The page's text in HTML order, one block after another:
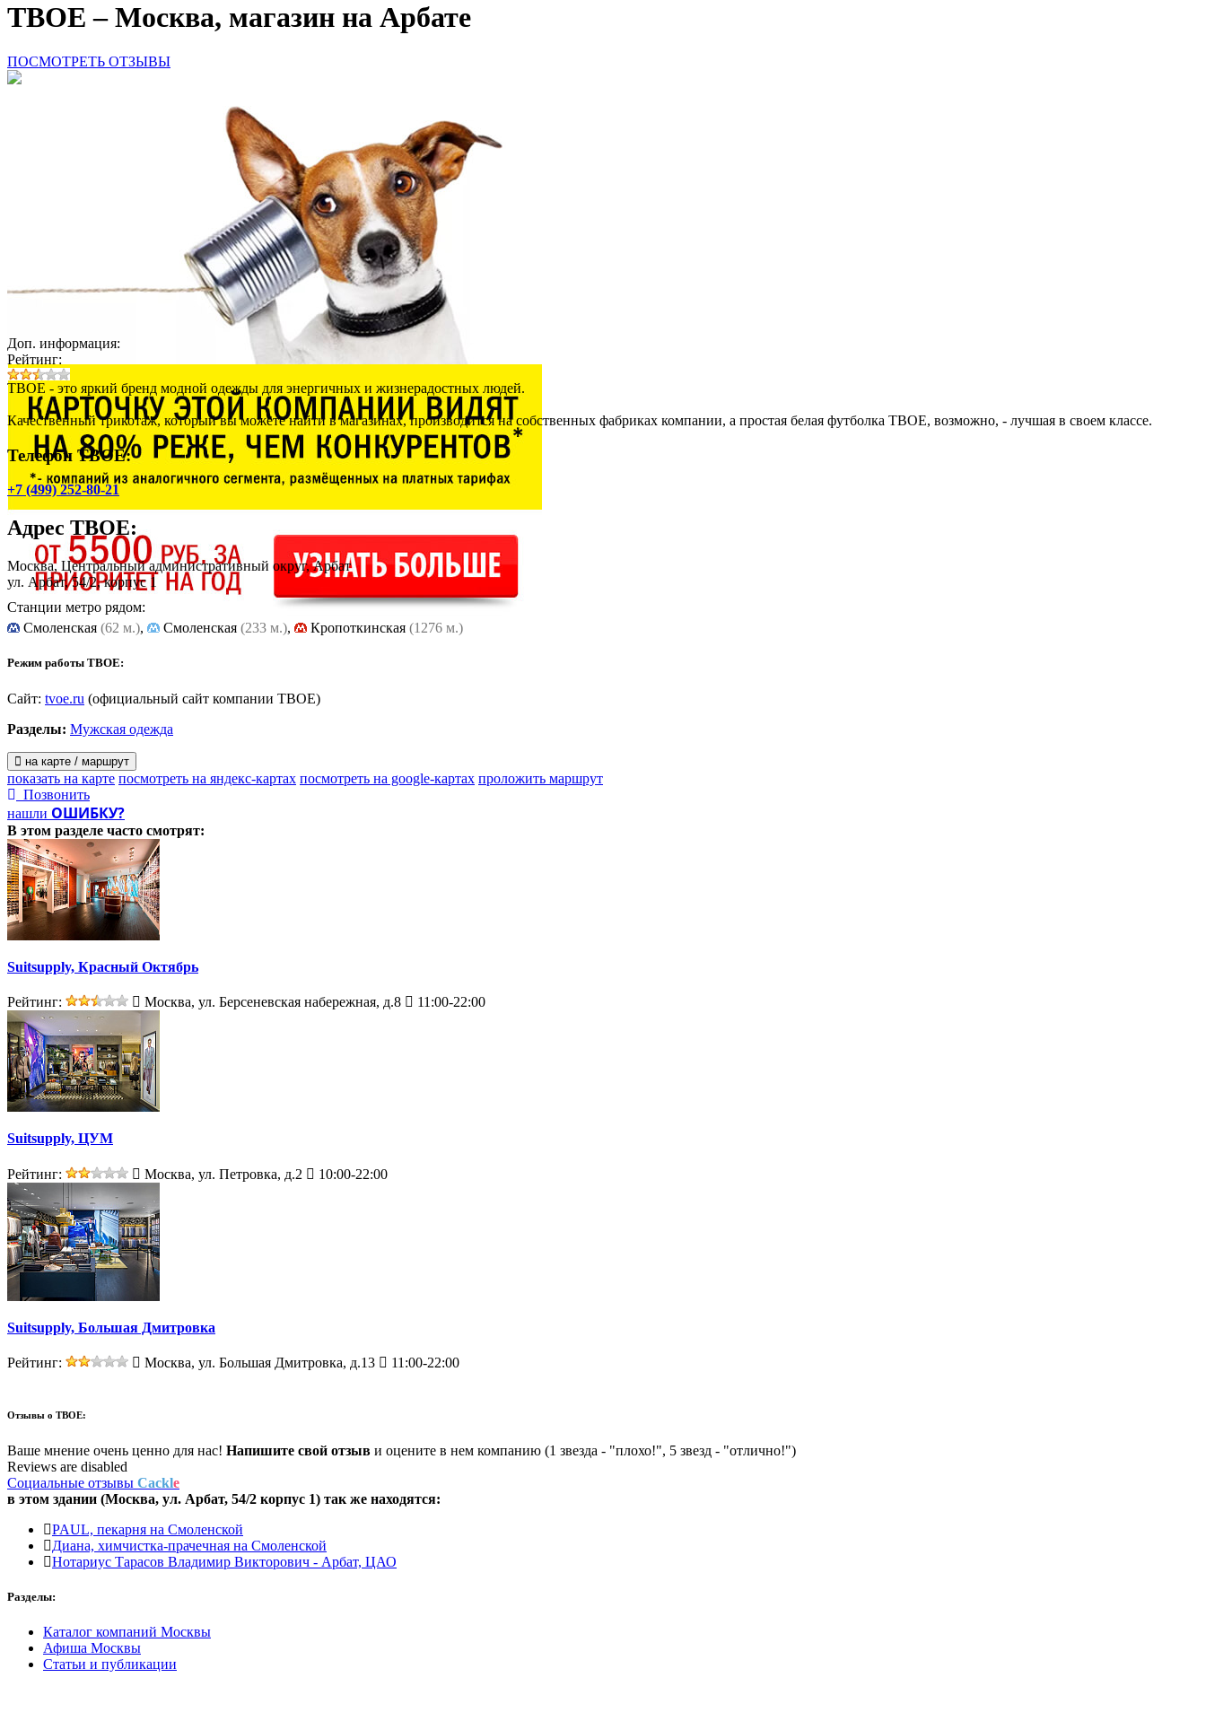
ТВОЕ – Москва, магазин на Арбате
ПОСМОТРЕТЬ ОТЗЫВЫ
Доп. информация:
Рейтинг:
ТВОЕ - это яркий бренд модной одежды для энергичных и жизнерадостных людей.
Качественный трикотаж, который вы можете найти в магазинах, производится на собственных фабриках компании, а простая белая футболка ТВОЕ, возможно, - лучшая в своем классе.
Телефон ТВОЕ:
+7 (499) 252-80-21
Адрес ТВОЕ:
Москва, Центральный административный округ, Арбат
ул. Арбат, 54/2, корпус 1
Станции метро рядом:
Cмоленская (62 м.), Смоленская (233 м.), Кропоткинская (1276 м.)
Режим работы ТВОЕ:
Сайт: tvoe.ru (официальный сайт компании ТВОЕ)
Разделы: Мужская одежда
на карте / маршрут
показать на карте посмотреть на яндекс-картах посмотреть на google-картах проложить маршрут
Позвонить
нашли ОШИБКУ?
В этом разделе часто смотрят:
Suitsupply, Красный Октябрь
Рейтинг: Москва, ул. Берсеневская набережная, д.8 11:00-22:00
Suitsupply, ЦУМ
Рейтинг: Москва, ул. Петровка, д.2 10:00-22:00
Suitsupply, Большая Дмитровка
Рейтинг: Москва, ул. Большая Дмитровка, д.13 11:00-22:00
Отзывы о ТВОЕ:
Ваше мнение очень ценно для нас! Напишите свой отзыв и оцените в нем компанию (1 звезда - "плохо!", 5 звезд - "отлично!")
Reviews are disabled
Социальные отзывы Cackle
в этом здании (Москва, ул. Арбат, 54/2 корпус 1) так же находятся:
PAUL, пекарня на Смоленской
Диана, химчистка-прачечная на Смоленской
Нотариус Тарасов Владимир Викторович - Арбат, ЦАО
Разделы:
Каталог компаний Москвы
Афиша Москвы
Статьи и публикации